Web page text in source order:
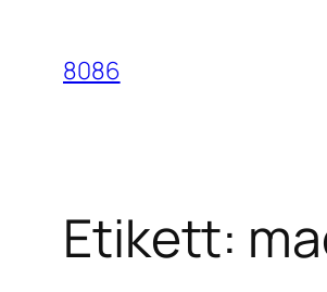
innehåll
8086
Etikett: